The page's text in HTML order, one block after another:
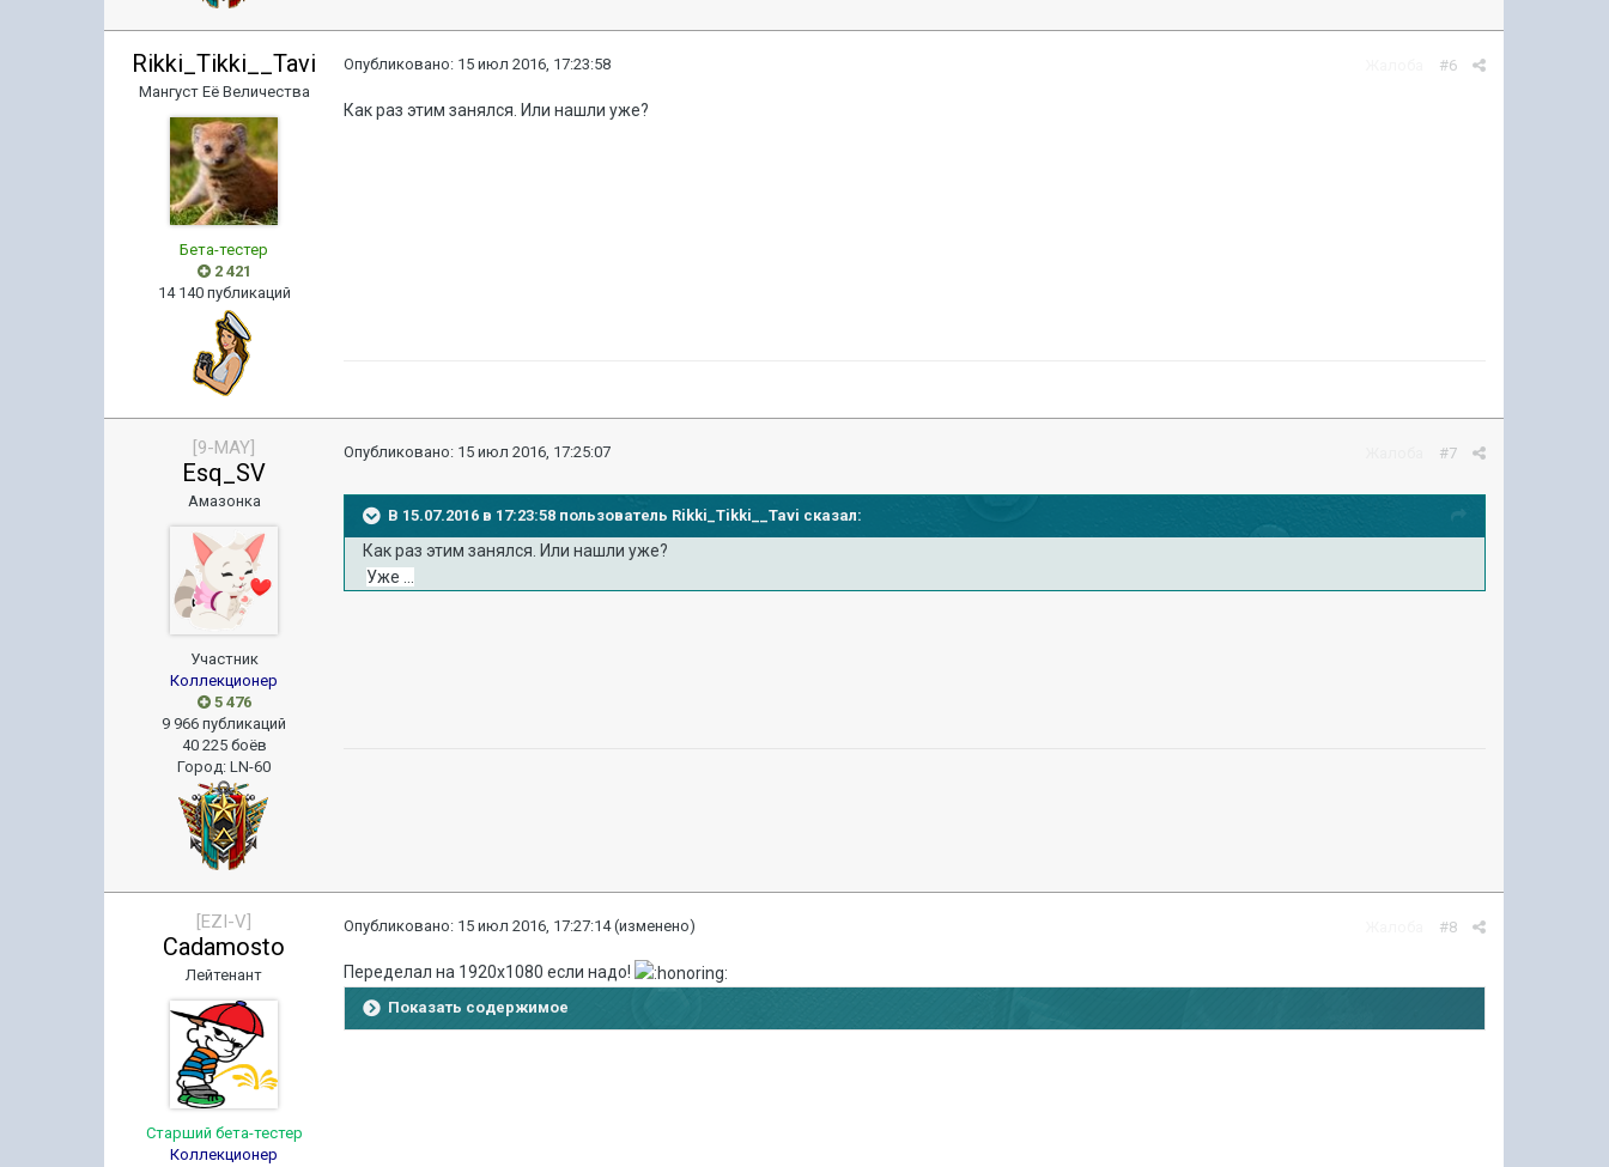
Rikki_Tikki__Tavi
Мангуст Её Величества
Бета-тестер
2 421
14 140 публикаций
#6
Опубликовано: 15 июл 2016, 17:23:58
Как раз этим занялся. Или нашли уже?
[9-MAY]
Esq_SV
Амазонка
Участник
Коллекционер
5 476
9 966 публикаций
40 225 боёв
Город:LN-60
#7
Опубликовано: 15 июл 2016, 17:25:07
В 15.07.2016 в 17:23:58 пользователь Rikki_Tikki__Tavi сказал:
Как раз этим занялся. Или нашли уже?
Уже ...
[EZI-V]
Cadamosto
Лейтенант
Старший бета-тестер
Коллекционер
#8
Опубликовано: 15 июл 2016, 17:27:14 (изменено)
Переделал на 1920х1080 если надо!
Показать содержимое